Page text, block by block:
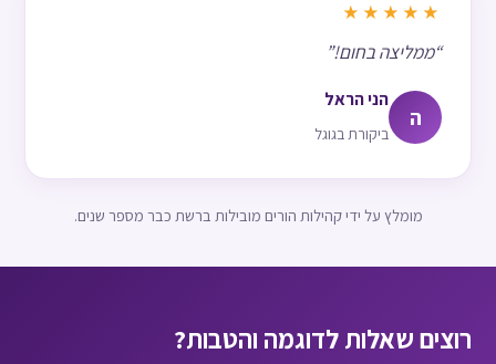
★★★★★
“ממליצה בחום!”
ה
הני הראל
ביקורת בגוגל
מומלץ על ידי קהילות הורים מובילות ברשת כבר מספר שנים.
רוצים שאלות לדוגמה והטבות?